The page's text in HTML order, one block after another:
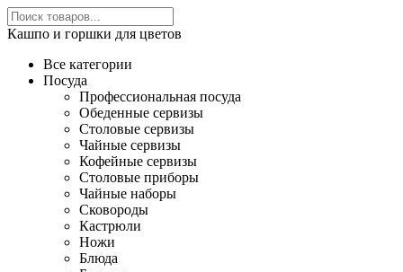
Кашпо и горшки для цветов
Все категории
Посуда
Профессиональная посуда
Обеденные сервизы
Столовые сервизы
Чайные сервизы
Кофейные сервизы
Столовые приборы
Чайные наборы
Сковороды
Кастрюли
Ножи
Блюда